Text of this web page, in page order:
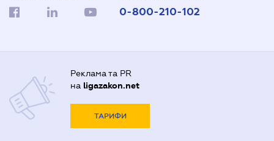
0-800-210-102
Реклама та PR
на ligazakon.net
ТАРИФИ